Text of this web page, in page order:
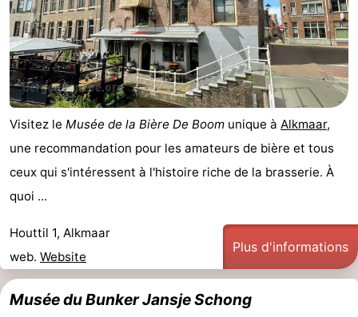
Piscines
-
Faire
du
vélo
-
Randonnée
-
Équitation
-
Terrains
de
golf
Surfen
-
Peche
Sportive
Boire
et
manger
Événements
Pratiques
Visitez le Musée de la Bière De Boom unique à Alkmaar,
une recommandation pour les amateurs de bière et tous
ceux qui s'intéressent à l'histoire riche de la brasserie. À
quoi ...
Houttil 1, Alkmaar
web. Website
Plus d'informations
Musée du Bunker Jansje Schong